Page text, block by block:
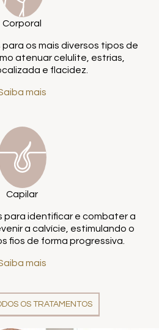
Corporal
os mais diversos tipos de
atenuar celulite, estrias,
e flacidez.
mais
Capilar
para identificar e combater a
a calvície, estimulando o
fios de forma progressiva.
mais
OS TRATAMENTOS